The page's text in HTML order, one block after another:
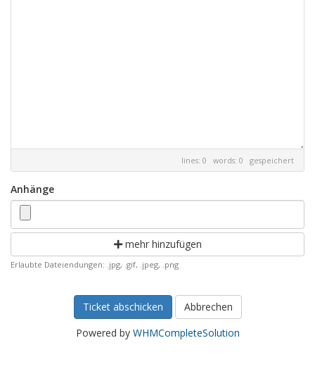
lines: 0 words: 0 gespeichert
Anhänge
mehr hinzufügen
Erlaubte Dateiendungen: .jpg, .gif, .jpeg, .png
Abbrechen
Powered by WHMCompleteSolution